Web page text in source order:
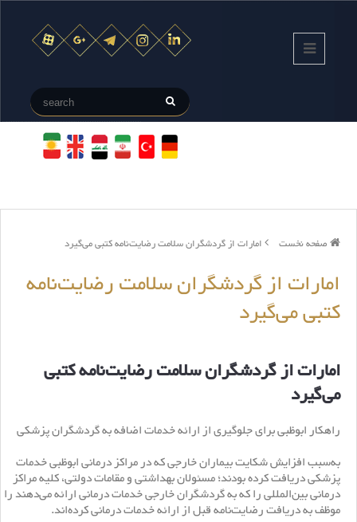
صفحه نخست امارات از گردشگران سلامت رضایت‌نامه کتبی می‌گیرد
امارات از گردشگران سلامت رضایت‌نامه
کتبی می‌گیرد
امارات از گردشگران سلامت رضایت‌نامه کتبی
می‌گیرد
راهکار ابوظبی برای جلوگیری از ارائه خدمات اضافه به گردشگران پزشکی
به‌سبب افزایش شکایت بیماران خارجی که در مراکز درمانی ابوظبی خدمات
پزشکی دریافت کرده بودند؛ مسئولان بهداشتی و مقامات دولتی، کلیه مراکز
درمانی بین‌المللی را که به گردشگران خارجی خدمات درمانی ارائه می‌دهند را
موظف به دریافت رضایت‌نامه قبل از ارائه خدمات درمانی کرده‌اند.